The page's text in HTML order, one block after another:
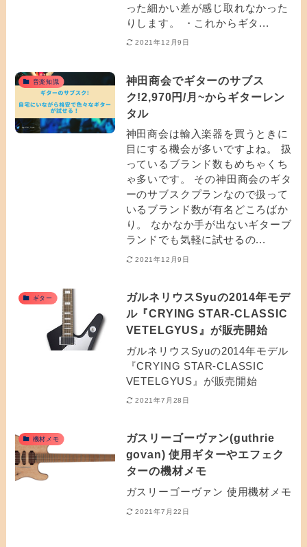
った細かい差が感じ取れなかった
りします。 ・これからギタ...
2021年12月9日
音楽知識
神田商会でギターのサブス
ク!2,970円/月~からギターレン
タル
神田商会は輸入楽器を買うときに
目にする機会が多いですよね。 扱
っているブランド数もめちゃくち
ゃ多いです。 その神田商会のギタ
ーのサブスクプランなので扱って
いるブランド数が有名どころばか
り。 なかなか手が出ないギターブ
ランドでも気軽に試せるの...
2021年12月9日
ギター
ガルネリウスSyuの2014年モデ
ル『CRYING STAR-CLASSIC
VETELGYUS』が販売開始
ガルネリウスSyuの2014年モデル
『CRYING STAR-CLASSIC
VETELGYUS』が販売開始
2021年7月28日
機材メモ
ガスリーゴーヴァン(guthrie
govan) 使用ギターやエフェク
ターの機材メモ
ガスリーゴーヴァン 使用機材メモ
2021年7月22日